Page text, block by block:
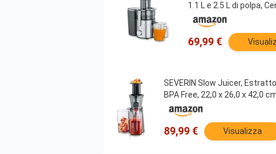
1.1 L e 2.5 L di polpa,
69,99 €
SEVERIN Slow Juicer,
BPA Free, 22,0 x 26,0 x 42,0
89,99 € Visualizza